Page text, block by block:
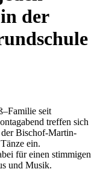
der
seit
treffen sich
Bischof-Martin-
ein.
für einen stimmigen
und Musik.